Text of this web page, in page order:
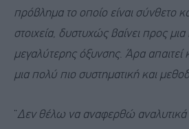
πρόβλημα το οποίο είναι σύνθετο
στοιχεία, δυστυχώς βαίνει προς
μεγαλύτερης όξυνσης. Άρα απαιτεί
μια πολύ πιο συστηματική και
“Δεν θέλω να αναφερθώ αναλυτικά